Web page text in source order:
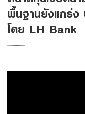
ติดต่อเรา
กลุ่มธุรกิจทางการเงิน
พื้นฐานยังแกร่
โดย LH Bank